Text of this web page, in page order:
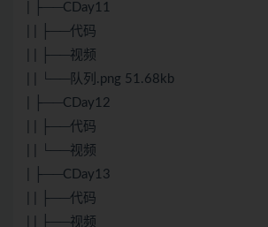
| ├──CDay11
| | ├──代码
| | ├──视频
| | └──队列.png 51.68kb
| ├──CDay12
| | ├──代码
| | └──视频
| ├──CDay13
| | ├──代码
| | ├──视频